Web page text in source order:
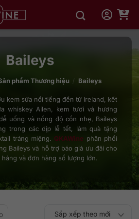
Baileys
phẩm Thương hiệu / Baileys
kem sữa nổi tiếng đến từ Ireland, kết
whiskey Ailen, kem tươi và hương
uống và nồng độ cồn nhẹ, Baileys
trong các dịp lễ tết, làm quà tặng
tráng miệng. QKAWine phân phối
Baileys và hỗ trợ báo giá ưu đãi cho
và đơn hàng số lượng lớn.
Sắp xếp theo
Sắp xếp theo mới